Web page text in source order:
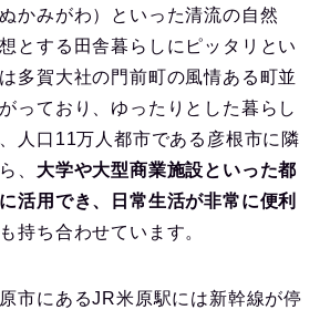
かみがわ）といった清流の自然
とする田舎暮らしにピッタリとい
多賀大社の門前町の風情ある町並
っており、ゆったりとした暮らし
人口11万人都市である彦根市に隣
、 大学や大型商業施設といった都
活用でき、日常生活が非常に便利
持ち合わせています。
市にあるJR米原駅には新幹線が停